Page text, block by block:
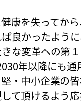
康を失ってか
良かったよう
な変革への第
年以降にも
・中小企業の
て頂けるよう応